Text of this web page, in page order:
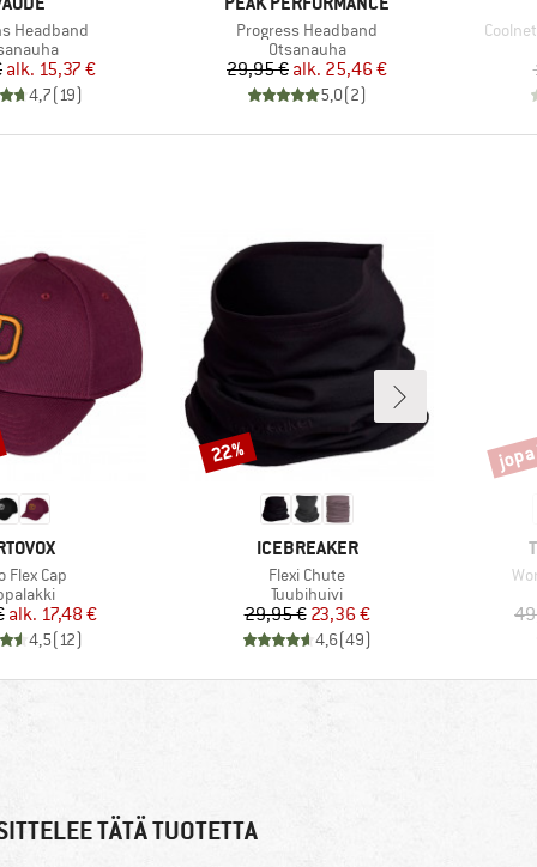
Headband
Hinta
Alennettu hinta
alk. 15,37 €
4,7(19)
Tuote
Progress Headband
Tuoteryhmä
Otsanauha
Hinta
29,95 € Alennettu hinta
alk. 25,46 €
5,0(2)
Tuote
Flex Cap
Hinta
Alennettu hinta
alk. 17,48 €
4,5(12)
MERKKI
ICEBREAKER
Tuote
Flexi Chute
Tuoteryhmä
Tuubihuivi
Hinta
29,95 €Alennettu hinta
23,36 €
4,6(49)
Alennus
22%
TÄTÄ TUOTETTA